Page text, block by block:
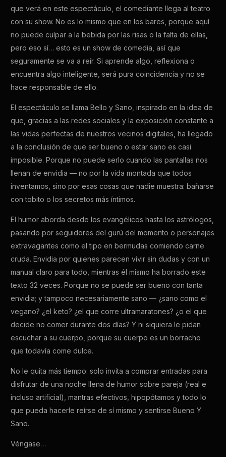
que verá en este espectáculo, el comediante llega al teatro
con su show. No es lo mismo que en los bares, porque aquí
no puede culpar a la bebida por las risas o la falta de ellas,
pero eso sí… esto es un show de comedia, así que
seguramente se va a reír. Si aprende algo, reflexiona o
encuentra algo inteligente, será pura coincidencia y no se
hace responsable de ello.
El espectáculo se llama Bello y Sano, inspirado en la idea de
que, gracias a las redes sociales y la exposición constante a
las vidas perfectas de nuestros vecinos digitales, ha llegado
a la conclusión de que ser bueno o estar sano es casi
imposible. Porque no puede serlo cuando las pantallas nos
llenan de envidia — no por la vida montada que todos
inventamos, sino por esas cosas que nadie muestra: bañarse
con tobito o los secretos más íntimos.
El humor aborda desde los evangélicos hasta los astrólogos,
pasando por seguidores del gurú del momento o personajes
extravagantes como el tipo en bermudas comiendo carne
cruda. Envidia por quienes parecen vivir sin dudas y con un
manual claro para todo, mientras él mismo ha borrado este
texto 32 veces. Porque no se puede ser bueno con tanta
envidia; y tampoco necesariamente sano — ¿sano como el
vegano? ¿el keto? ¿el que corre ultramaratones? ¿o el que
decide no comer durante dos días? Y ni siquiera le pidan
escuchar a su cuerpo, porque su cuerpo es un borracho
que todavía come dulce.
No le quita más tiempo: solo invita a comprar entradas para
disfrutar de una noche llena de humor sobre pareja (real e
incluso artificial), mantras efectivos, hipopótamos y todo lo
que pueda hacerle reírse de sí mismo y sentirse Bueno Y
Sano.
Véngase…